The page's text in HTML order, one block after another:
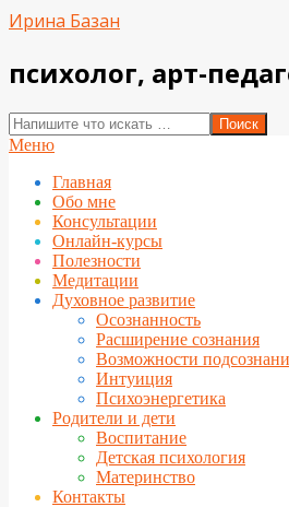
Перейти
Ирина Базан
психолог, арт-
Поиск
Вторичное
навигации
Меню
Главная
Обо мне
Консультации
Онлайн-курсы
Полезности
Медитации
Духовное развитие
Осознанность
Расширение сознания
Возможности
Интуиция
Психоэнергетика
Родители и дети
Воспитание
Детская психология
Материнство
Контакты